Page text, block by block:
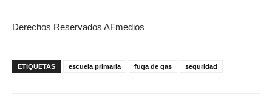
Derechos Reservados AFmedios
ETIQUETAS escuela primaria fuga de gas seguridad